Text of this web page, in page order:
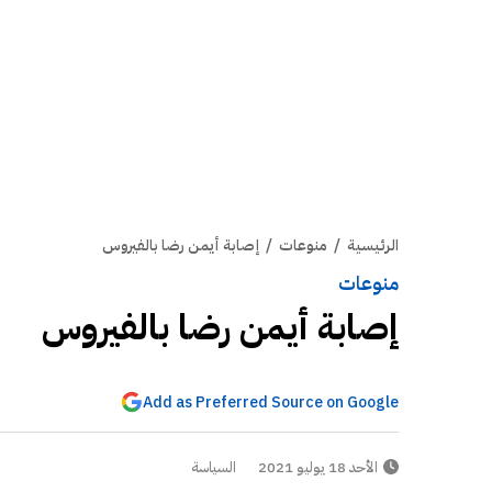
الرئيسية / منوعات / إصابة أيمن رضا بالفيروس
منوعات
إصابة أيمن رضا بالفيروس
Add as Preferred Source on Google
الأحد 18 يوليو 2021 السياسة